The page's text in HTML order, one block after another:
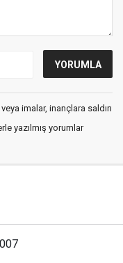
imalar, inançlara saldırı
yazılmış yorumlar